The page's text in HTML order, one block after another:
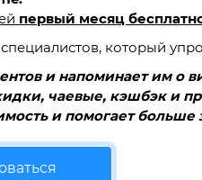
первый месяц
который
и напоминает им о
чаевые, кэшбэк и
и помогает больше